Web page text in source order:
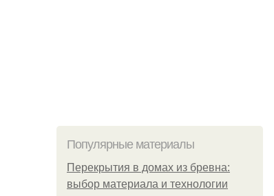
Популярные материалы
Перекрытия в домах из бревна:
выбор материала и технологии